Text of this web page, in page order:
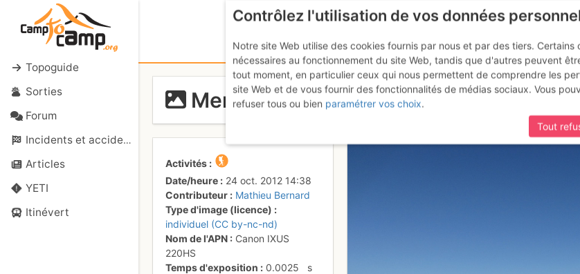
Topoguide
Sorties
Forum
Incidents et accidents
Articles
YETI
Itinévert
Mer de nuages en direction des
Activités
Date/heure
24 oct. 2012 14:38
Contributeur
Mathieu Bernard
Type d'image (licence)
individuel (CC by-nc-nd)
Nom de l'APN
Canon IXUS
220HS
Temps d'exposition
0.0025
s
Contrôlez l'utilisation de vos données
Notre site Web utilise des cookies fournis par nous et par des tiers. Certains
nécessaires au fonctionnement du site Web, tandis que d'autres peuvent
tout moment, en particulier ceux qui nous permettent de comprendre les
site Web et de vous fournir des fonctionnalités de médias sociaux. Vous
refuser tous ou bien paramétrer vos choix.
Tout